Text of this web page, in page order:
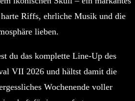
Riffs, ehrliche Musik und die
lieben.
du das komplette Line-Up des
VII 2026 und hältst damit die
Wochenende voller